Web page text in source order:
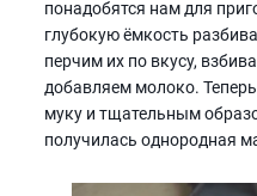
понадобятся нам для
глубокую ёмкость
перчим их по вкусу,
добавляем молоко.
муку и тщательным
получилась однородная